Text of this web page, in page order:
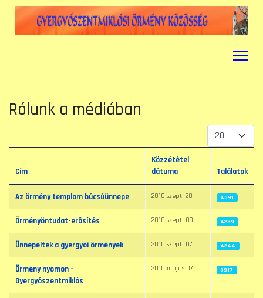
Rólunk a médiában
Cím
Közzététel
dátuma
Találatok
Az örmény templom búcsúünnepe 2010 szept. 28 4391
Örményöntudat-erõsítés 2010 szept. 09 4239
Ünnepeltek a gyergyói örmények 2010 szept. 07 4244
Örmény nyomon -
Gyergyószentmiklós
2010 május 07 3917